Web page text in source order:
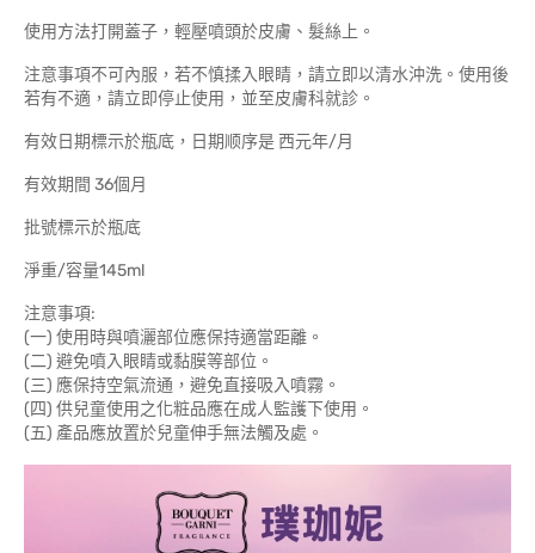
使用方法打開蓋子，輕壓噴頭於皮膚、髮絲上。
注意事項不可內服，若不慎揉入眼睛，請立即以清水沖洗。使用後
若有不適，請立即停止使用，並至皮膚科就診。
有效日期標示於瓶底，日期顺序是 西元年/月
有效期間 36個月
批號標示於瓶底
淨重/容量145ml
注意事項:
(一) 使用時與噴灑部位應保持適當距離。
(二) 避免噴入眼睛或黏膜等部位。
(三) 應保持空氣流通，避免直接吸入噴霧。
(四) 供兒童使用之化粧品應在成人監護下使用。
(五) 產品應放置於兒童伸手無法觸及處。